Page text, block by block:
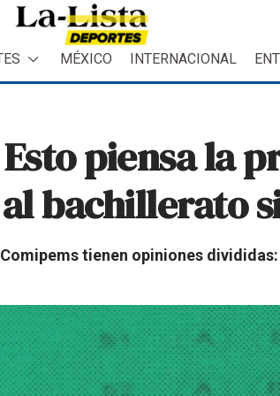
MÉXICO INTERNACIONAL
piensa la
bachillerato
tienen opiniones